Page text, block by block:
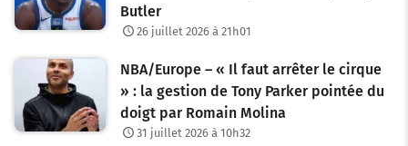
Butler
26 juillet 2026 à 21h01
NBA/Europe – « Il faut arrêter le cirque
» : la gestion de Tony Parker pointée du
doigt par Romain Molina
31 juillet 2026 à 10h32